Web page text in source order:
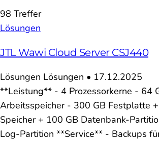
98 Treffer
Lösungen
JTL Wawi Cloud Server CSJ440
Lösungen Lösungen • 17.12.2025
**Leistung** - 4 Prozessorkerne - 64
Arbeitsspeicher - 300 GB Festplatte
Speicher + 100 GB Datenbank-
Log-Partition **Service** - Backups